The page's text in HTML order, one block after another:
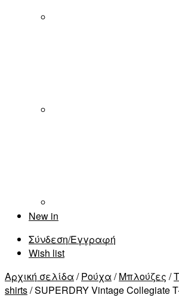
New in
Σύνδεση/Εγγραφή
Wish list
Αρχική σελίδα /Ρούχα /Μπλούζες /
shirts/ SUPERDRY Vintage Collegiate